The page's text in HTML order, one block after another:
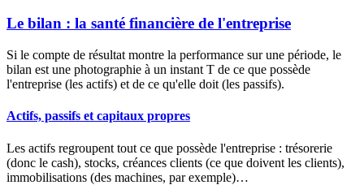
Le bilan : la santé financière de l'entreprise
Si le compte de résultat montre la performance sur une période, le
bilan est une photographie à un instant T de ce que possède
l'entreprise (les actifs) et de ce qu'elle doit (les passifs).
Actifs, passifs et capitaux propres
Les actifs regroupent tout ce que possède l'entreprise : trésorerie
(donc le cash), stocks, créances clients (ce que doivent les clients),
immobilisations (des machines, par exemple)…